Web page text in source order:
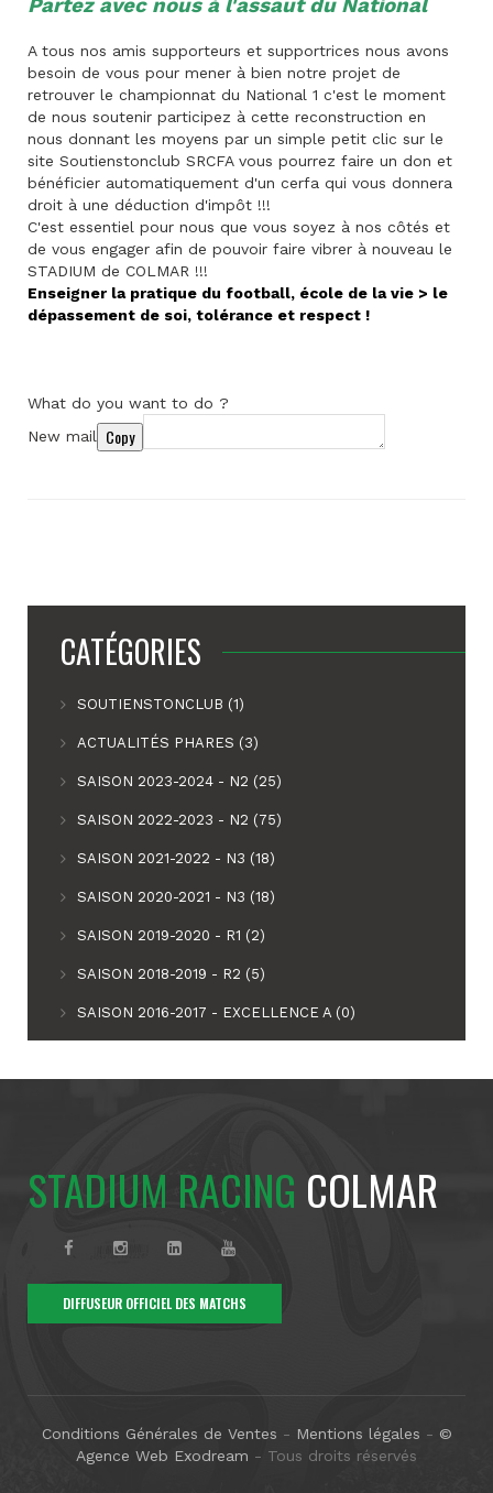
Partez avec nous à l'assaut du National
A tous nos amis supporteurs et supportrices nous avons
besoin de vous pour mener à bien notre projet de
retrouver le championnat du National 1 c'est le moment
de nous soutenir participez à cette reconstruction en
nous donnant les moyens par un simple petit clic sur le
site Soutienstonclub SRCFA vous pourrez faire un don et
bénéficier automatiquement d'un cerfa qui vous donnera
droit à une déduction d'impôt !!!
C'est essentiel pour nous que vous soyez à nos côtés et
de vous engager afin de pouvoir faire vibrer à nouveau le
STADIUM de COLMAR !!!
Enseigner la pratique du football, école de la vie > le
dépassement de soi, tolérance et respect !
What do you want to do ?
New mail
Copy
CATÉGORIES
SOUTIENSTONCLUB (1)
ACTUALITÉS PHARES (3)
SAISON 2023-2024 - N2 (25)
SAISON 2022-2023 - N2 (75)
SAISON 2021-2022 - N3 (18)
SAISON 2020-2021 - N3 (18)
SAISON 2019-2020 - R1 (2)
SAISON 2018-2019 - R2 (5)
SAISON 2016-2017 - EXCELLENCE A (0)
STADIUM RACING COLMAR
DIFFUSEUR OFFICIEL DES MATCHS
Conditions Générales de Ventes - Mentions légales - ©
Agence Web Exodream - Tous droits réservés